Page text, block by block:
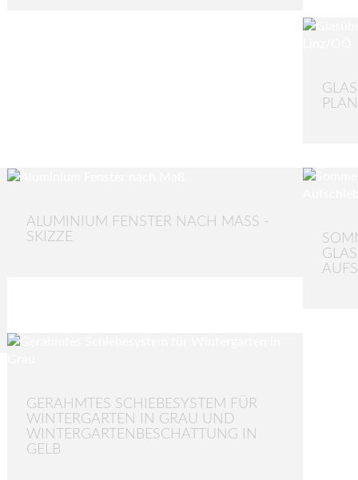
ALUMINIUM FENSTER NACH MASS - S
KIZZE
GERAHMTES SCHIEBESYSTEM FÜR
WINTERGARTEN IN GRAU UND
WINTERGARTENBESCHATTUNG IN
GELB